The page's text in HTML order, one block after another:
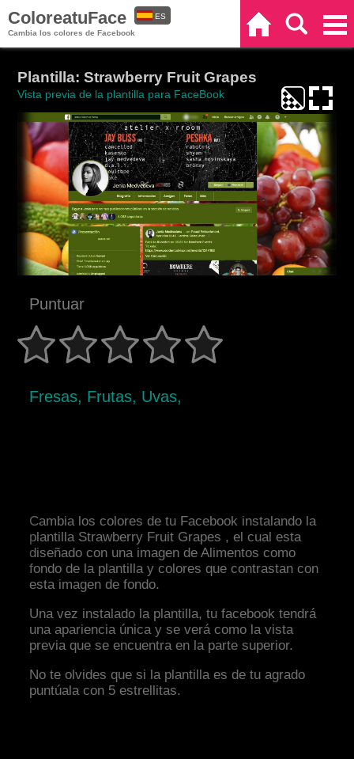
ColoreatuFace
Cambia los colores de Facebook
ES
Plantilla: Strawberry Fruit Grapes
Vista previa de la plantilla para FaceBook
Puntuar
Fresas, Frutas, Uvas,
Cambia los colores de tu Facebook instalando la
plantilla Strawberry Fruit Grapes , el cual esta
diseñado con una imagen de Alimentos como
fondo de la plantilla y colores que contrastan con
esta imagen de fondo.
Una vez instalado la plantilla, tu facebook tendrá
una apariencia única y se verá como la vista
previa que se encuentra en la parte superior.
No te olvides que si la plantilla es de tu agrado
puntúala con 5 estrellitas.